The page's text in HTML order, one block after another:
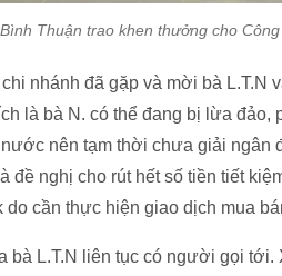
Thuận trao khen thưởng cho
nhánh đã gặp và mời bà L.T.N
là bà N. có thể đang bị lừa
nên tạm thời chưa giải ngân
đề nghị cho rút hết số tiền tiết
cần thực hiện giao dịch mua
bà L.T.N liên tục có người gọi